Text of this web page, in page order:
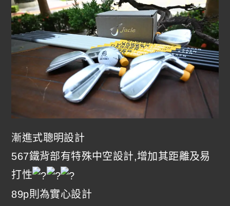
漸進式聰明設計
567鐵背部有特殊中空設計,增加其距離及易
打性
89p則為實心設計